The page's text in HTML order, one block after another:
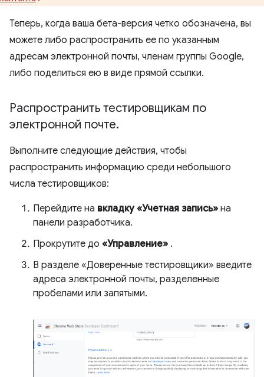
Теперь, когда ваша бета-версия четко обозначена, вы
можете либо распространить ее по указанным
адресам электронной почты, членам группы Google,
либо поделиться ею в виде прямой ссылки.
Распространить тестировщикам по
электронной почте.
Выполните следующие действия, чтобы
распространить информацию среди небольшого
числа тестировщиков:
Перейдите на вкладку «Учетная запись» на
панели разработчика.
Прокрутите до «Управление» .
В разделе «Доверенные тестировщики» введите
адреса электронной почты, разделенные
пробелами или запятыми.